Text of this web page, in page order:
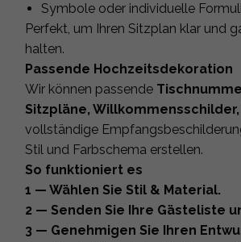
Symbole oder individuelle
Perfekt, um Ihren Sitzplan klar und
halten.
Passende Hochzeitsdekoration
Wir können passende
Sitzpläne,
vollständige
Stil und Farbschema erstellen.
So funktioniert es
1 — Wählen Sie Stil & Material.
2 — Senden Sie Ihre Gästeliste
3 — Genehmigen Sie Ihren